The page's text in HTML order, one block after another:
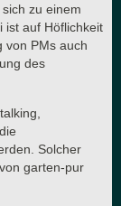
zu einem
ist auf Höflichkeit
von PMs auch
des
Solcher
garten-pur